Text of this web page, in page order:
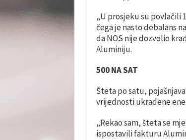
„U prosjeku su povlačili
čega je nasto debalans
da NOS nije dozvolio
Aluminiju.
500 NA SAT
Šteta po satu,
vrijednosti ukradene
„Rekao sam, šteta se
ispostavili fakturu